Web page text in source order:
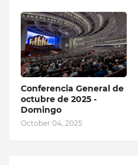
Conferencia General de
octubre de 2025 -
Domingo
October 04, 2025